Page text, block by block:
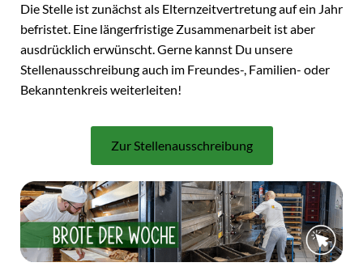
Die Stelle ist zunächst als Elternzeitvertretung auf ein Jahr
befristet. Eine längerfristige Zusammenarbeit ist aber
ausdrücklich erwünscht. Gerne kannst Du unsere
Stellenausschreibung auch im Freundes-, Familien- oder
Bekanntenkreis weiterleiten!
Zur Stellenausschreibung